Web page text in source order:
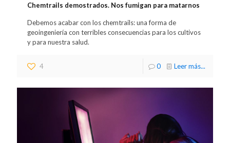
Chemtrails demostrados. Nos fumigan para matarnos
Debemos acabar con los chemtrails: una forma de
geoingeniería con terribles consecuencias para los cultivos
y para nuestra salud.
4 0 Leer más...